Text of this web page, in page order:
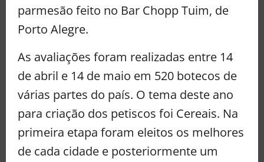
parmesão feito no Bar Chopp Tuim, de
Porto Alegre.
As avaliações foram realizadas entre 14
de abril e 14 de maio em 520 botecos de
várias partes do país. O tema deste ano
para criação dos petiscos foi Cereais. Na
primeira etapa foram eleitos os melhores
de cada cidade e posteriormente um